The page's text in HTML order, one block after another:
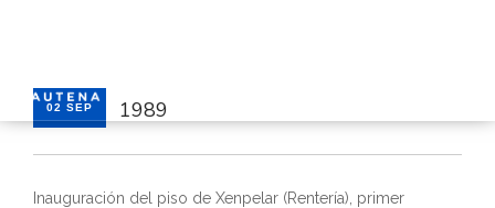
INICIO
GAUTENA
02 SEP 1989
Inauguración del piso de Xenpelar (Rentería), primer